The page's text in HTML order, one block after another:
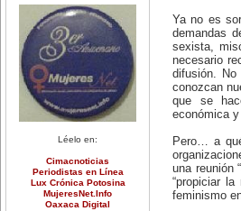
Léelo en:
Cimacnoticias
Periodistas en Línea
Lux Crónica Potosina
MujeresNet.Info
Oaxaca Digital
Ya no es
demandas
sexista,
necesario
difusión.
conozcan
que se
económica y
Pero… a
una reunión
“propiciar
feminismo